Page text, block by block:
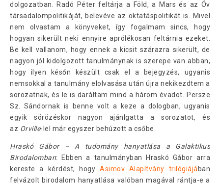
dolgozatban. Radó Péter feltárja a Föld, a Mars és az Öv
társadalompolitikáját, belevéve az oktatáspolitikát is. Mivel
nem olvastam a könyveket, így fogalmam sincs, hogy
hogyan sikerült neki ennyire aprólékosan feltárnia ezeket.
Be kell vallanom, hogy ennek a kicsit szárazra sikerült, de
nagyon jól kidolgozott tanulmánynak is szerepe van abban,
hogy ilyen későn készült csak el a bejegyzés, ugyanis
nemsokkal a tanulmány elolvasása után újra nekikezdtem a
sorozatnak, és le is daráltam mind a három évadot. Persze
Sz. Sándornak is benne volt a keze a dologban, ugyanis
egyik sörözéskor nagyon ajánlgatta a sorozatot, és
az Orville-lel már egyszer behúzott a csőbe.
Hraskó Gábor – A tudomány hanyatlása a Galaktikus
Birodalomban: Ebben a tanulmányban Hraskó Gábor arra
kereste a kérdést, hogy Asimov Alapítvány trilógiájában
felvázolt birodalom hanyatlása valóban magával rántja-e a